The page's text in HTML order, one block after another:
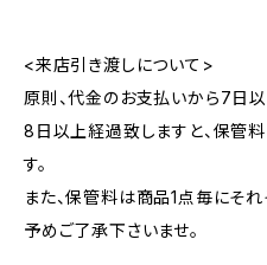
<来店引き渡しについて>
原則、代金のお支払いから7日以
8日以上経過致しますと、保管
す。
また、保管料は商品1点毎にそれ
予めご了承下さいませ。